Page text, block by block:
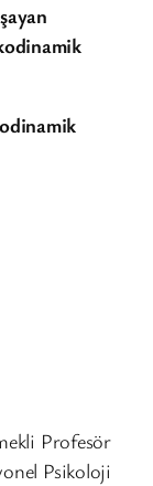
Profesör
Psikoloji